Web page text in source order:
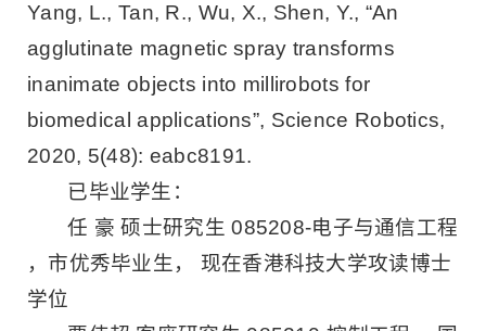
Yang, L., Tan, R., Wu, X., Shen, Y., “An
agglutinate magnetic spray transforms
inanimate objects into millirobots for
biomedical applications”, Science Robotics,
2020, 5(48): eabc8191.
已毕业学生：
任 豪 硕士研究生 085208-电子与通信工程
，市优秀毕业生， 现在香港科技大学攻读博士
学位